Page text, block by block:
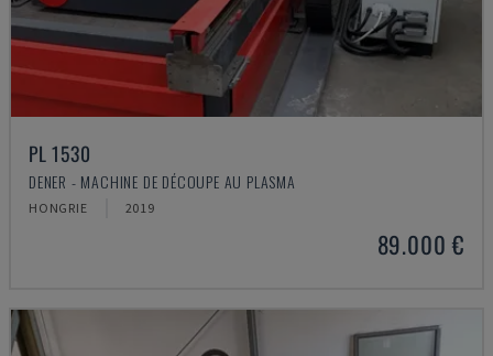
PL 1530
DENER - MACHINE DE DÉCOUPE AU PLASMA
HONGRIE 2019
89.000 €